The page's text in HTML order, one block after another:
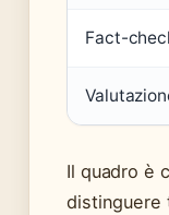
Fact-
Il quadro è
distinguere